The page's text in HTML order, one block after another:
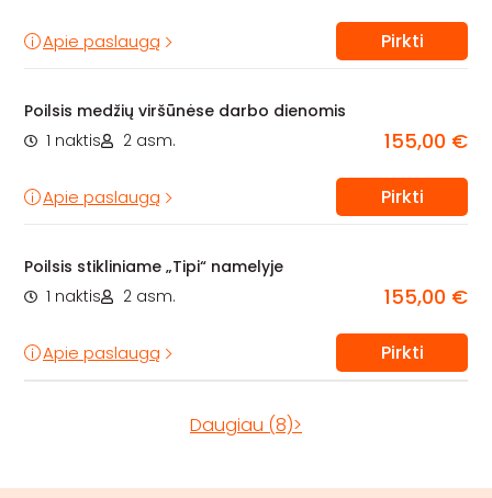
Apie paslaugą Pirkti
Poilsis medžių viršūnėse darbo dienomis
1 naktis
2 asm. 155,00 €
Apie paslaugą Pirkti
Poilsis stikliniame „Tipi“ namelyje
1 naktis
2 asm. 155,00 €
Apie paslaugą Pirkti
Daugiau (8)>